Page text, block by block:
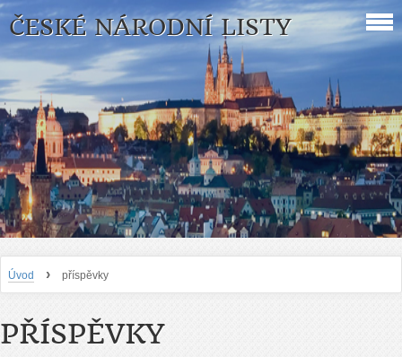
ČESKÉ NÁRODNÍ LISTY
Úvod › příspěvky
PŘÍSPĚVKY